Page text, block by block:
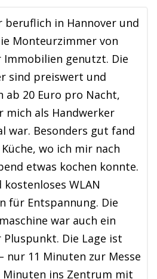
beruflich in Hannover und
Monteurzimmer von
Immobilien genutzt. Die
sind preiswert und
ab 20 Euro pro Nacht,
mich als Handwerker
war. Besonders gut fand
wo ich mir nach
etwas kochen konnte.
kostenloses WLAN
für Entspannung. Die
war auch ein
Pluspunkt. Die Lage ist
nur 11 Minuten zur Messe
Minuten ins Zentrum mit